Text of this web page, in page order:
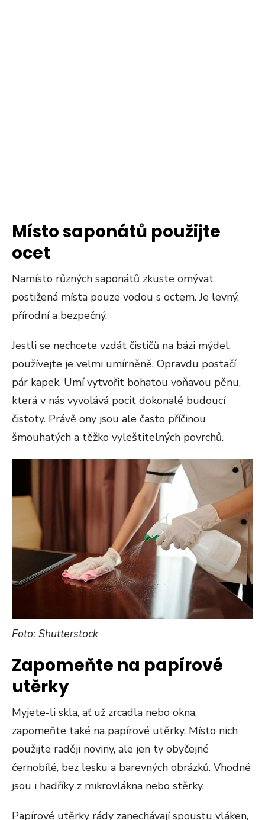
Místo saponátů použijte
ocet
Namísto různých saponátů zkuste omývat
postižená místa pouze vodou s octem. Je levný,
přírodní a bezpečný.
Jestli se nechcete vzdát čističů na bázi mýdel,
používejte je velmi umírněně. Opravdu postačí
pár kapek. Umí vytvořit bohatou voňavou pěnu,
která v nás vyvolává pocit dokonalé budoucí
čistoty. Právě ony jsou ale často příčinou
šmouhatých a těžko vyleštitelných povrchů.
Foto: Shutterstock
Zapomeňte na papírové
utěrky
Myjete-li skla, ať už zrcadla nebo okna,
zapomeňte také na papírové utěrky. Místo nich
použijte raději noviny, ale jen ty obyčejné
černobílé, bez lesku a barevných obrázků. Vhodné
jsou i hadříky z mikrovlákna nebo stěrky.
Papírové utěrky rády zanechávají spoustu vláken,